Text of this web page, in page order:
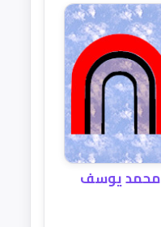
محمد يوسف